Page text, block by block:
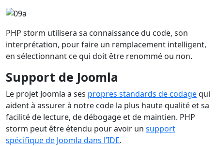
PHP storm utilisera sa connaissance du code, son
interprétation, pour faire un remplacement intelligent,
en sélectionnant ce qui doit être renommé ou non.
Support de Joomla
Le projet Joomla a ses propres standards de codagequi
aident à assurer à notre code la plus haute qualité et sa
facilité de lecture, de débogage et de maintien. PHP
storm peut être étendu pour avoir un support
spécifique de Joomla dans l’IDE.